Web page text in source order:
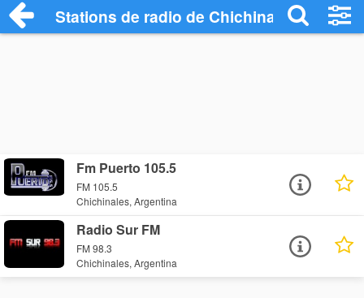
Stations de radio de Chichinales
Fm Puerto 105.5
FM 105.5
Chichinales, Argentina
Radio Sur FM
FM 98.3
Chichinales, Argentina